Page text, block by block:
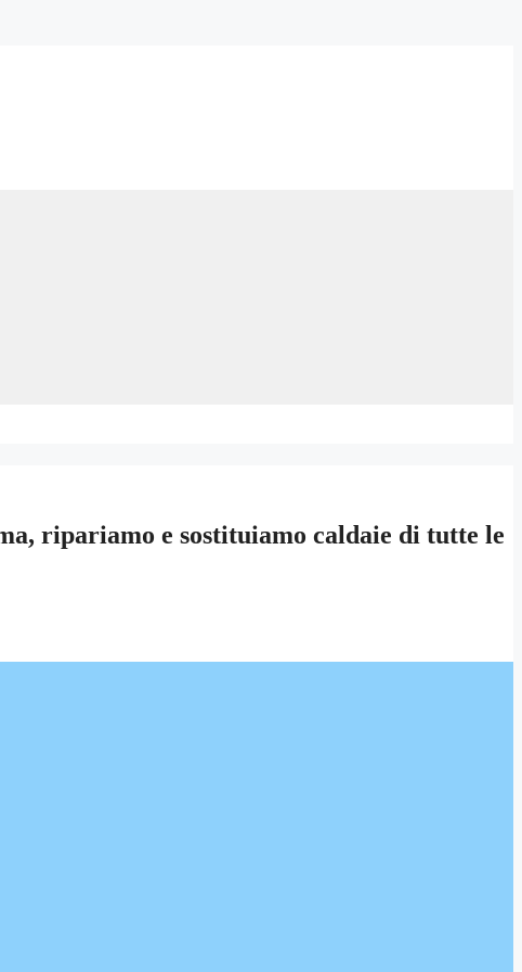
ripariamo e sostituiamo caldaie di tutte le